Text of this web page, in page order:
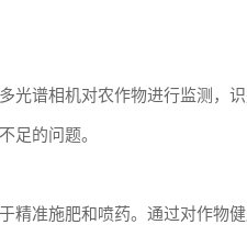
光谱相机对农作物进行监测，
足的问题。
精准施肥和喷药。通过对作物